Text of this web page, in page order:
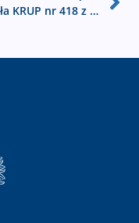
Uchwała KRUP nr 418 z dnia 18-02-2025 w sprawie zmiany Regulaminu Komisji KRUP